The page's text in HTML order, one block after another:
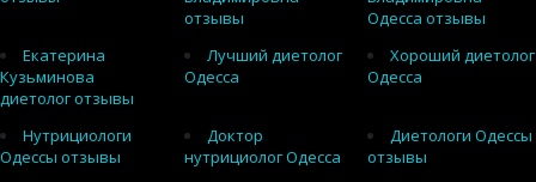
отзывы
Одесса отзывы
Екатерина
Кузьминова
диетолог отзывы
Лучший диетолог
Одесса
Хороший диетолог
Одесса
Нутрициологи
Одессы отзывы
Доктор
нутрициолог Одесса
Диетологи Одессы
отзывы